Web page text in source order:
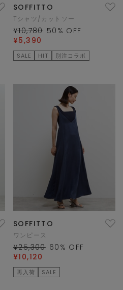
SOFFITTO
Tシャツ/カットソー
¥10,780 50 % OFF
¥5,390
SALE HIT 別注コラボ
SOFFITTO
ワンピース
¥25,300 60 % OFF
¥10,120
再入荷 SALE